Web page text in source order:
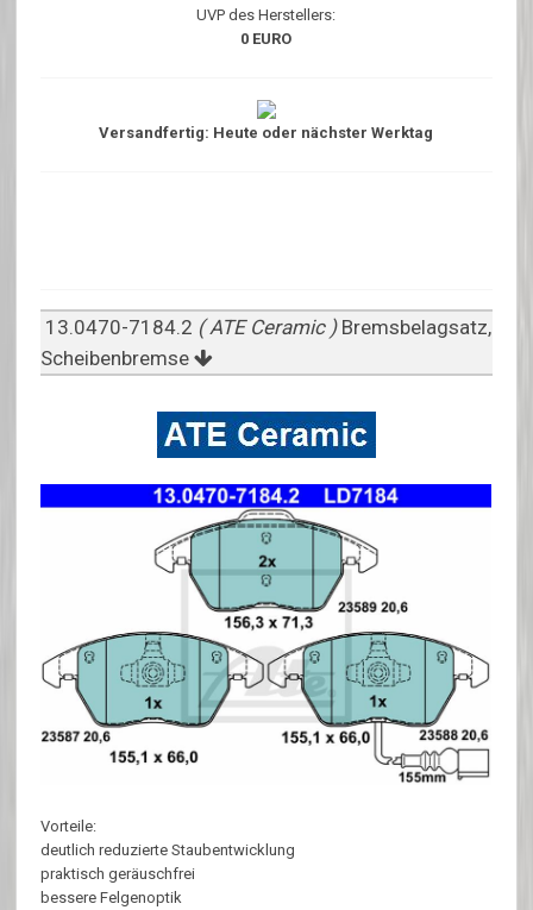
UVP des Herstellers:
0 EURO
Versandfertig: Heute oder nächster Werktag
13.0470-7184.2 ( ATE Ceramic ) Bremsbelagsatz,
Scheibenbremse
Vorteile:
deutlich reduzierte Staubentwicklung
praktisch geräuschfrei
bessere Felgenoptik